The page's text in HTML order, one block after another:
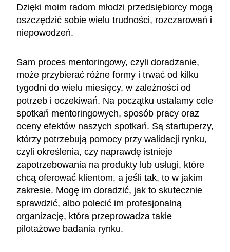
Dzięki moim radom młodzi przedsiębiorcy mogą
oszczędzić sobie wielu trudności, rozczarowań i
niepowodzeń.
Sam proces mentoringowy, czyli doradzanie,
może przybierać różne formy i trwać od kilku
tygodni do wielu miesięcy, w zależności od
potrzeb i oczekiwań. Na początku ustalamy cele
spotkań mentoringowych, sposób pracy oraz
oceny efektów naszych spotkań. Są startuperzy,
którzy potrzebują pomocy przy walidacji rynku,
czyli określenia, czy naprawdę istnieje
zapotrzebowania na produkty lub usługi, które
chcą oferować klientom, a jeśli tak, to w jakim
zakresie. Mogę im doradzić, jak to skutecznie
sprawdzić, albo polecić im profesjonalną
organizację, która przeprowadza takie
pilotażowe badania rynku.